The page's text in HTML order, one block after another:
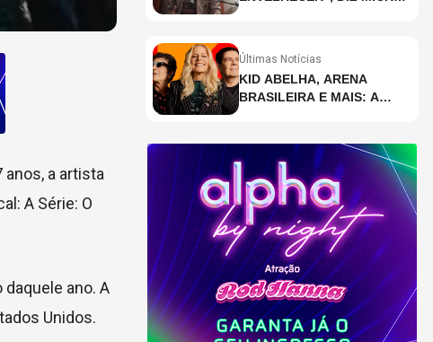
a artista
A Série: O
daquele ano. A
Unidos.
Últimas Notícias
KID ABELHA, ARENA
BRASILEIRA E MAIS: A